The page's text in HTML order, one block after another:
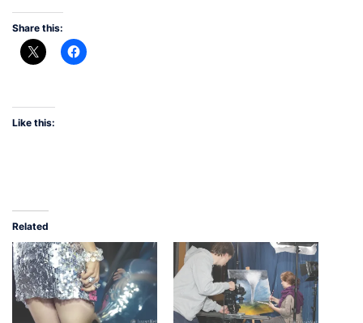
Share this:
Like this:
Related